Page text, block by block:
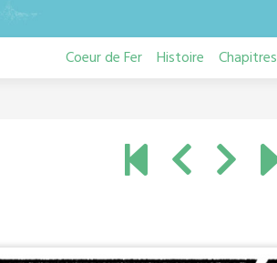
Coeur de Fer Histoire Chapitres